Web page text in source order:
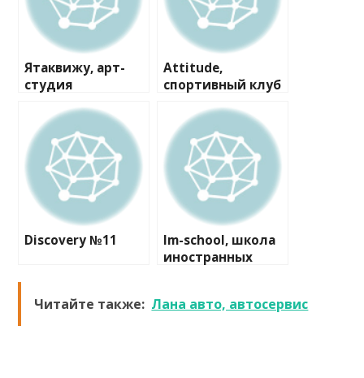
Ятаквижу, арт-
студия
Attitude,
спортивный клуб
гимнастики
Discovery №11
Im-school, школа
иностранных
Читайте также: Лана авто, автосервис